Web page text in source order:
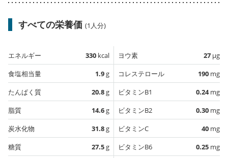
すべての栄養価 (1人分)
エネルギー 330 kcal
食塩相当量
1.9g
たんぱく質
20.8g
脂質
14.6g
炭水化物
31.8g
糖質
27.5g
ヨウ素 27 µg
コレステロール
190 mg
ビタミンB1
0.24mg
ビタミンB2
0.30 mg
ビタミンC
40 mg
ビタミンB6
0.25 mg